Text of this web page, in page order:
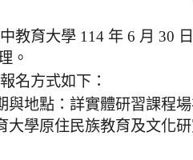
教育大學 114 年 6 月 30
。
名方式如下：
與地點：詳實體研習課程
大學原住民族教育及文化